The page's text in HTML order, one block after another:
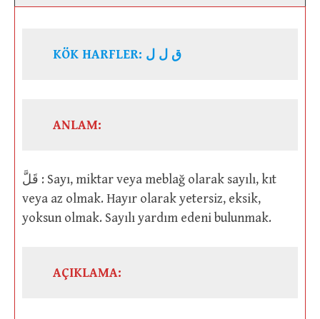
KÖK HARFLER: ق ل ل
ANLAM:
قَلَّ : Sayı, miktar veya meblağ olarak sayılı, kıt
veya az olmak. Hayır olarak yetersiz, eksik,
yoksun olmak. Sayılı yardım edeni bulunmak.
AÇIKLAMA: